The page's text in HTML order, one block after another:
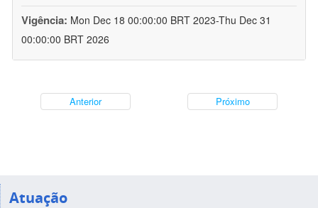
Vigência: Mon Dec 18 00:00:00 BRT 2023-Thu Dec 31
00:00:00 BRT 2026
Anterior Próximo
Atuação